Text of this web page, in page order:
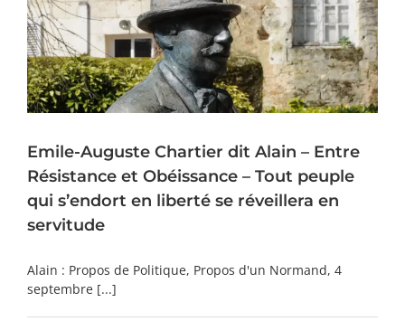
Emile-Auguste Chartier dit Alain – Entre
Résistance et Obéissance – Tout peuple
qui s’endort en liberté se réveillera en
servitude
Alain : Propos de Politique, Propos d'un Normand, 4
septembre [...]